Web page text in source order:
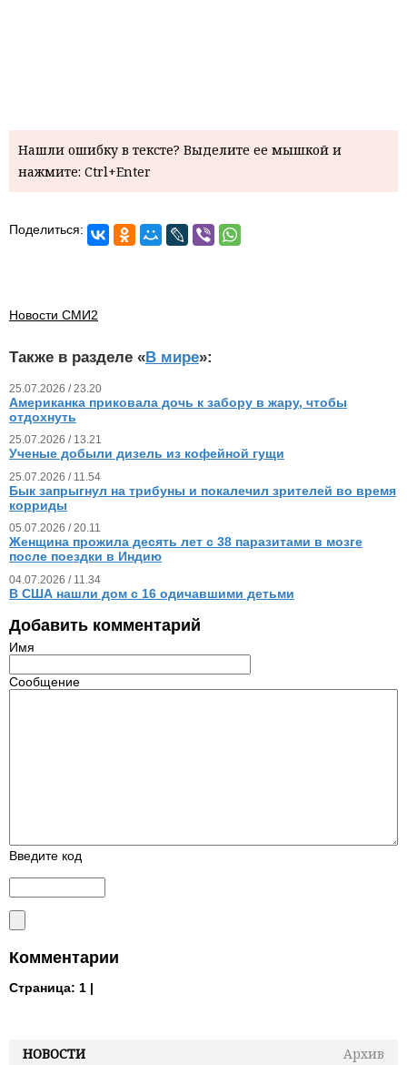
НОВОСТИ
Архив
Нашли ошибку в тексте? Выделите ее мышкой и
нажмите: Ctrl+Enter
Поделиться:
Новости СМИ2
Также в разделе «В мире»:
25.07.2026 / 23.20
Американка приковала дочь к забору в жару, чтобы
отдохнуть
25.07.2026 / 13.21
Ученые добыли дизель из кофейной гущи
25.07.2026 / 11.54
Бык запрыгнул на трибуны и покалечил зрителей во время
корриды
05.07.2026 / 20.11
Женщина прожила десять лет с 38 паразитами в мозге
после поездки в Индию
04.07.2026 / 11.34
В США нашли дом с 16 одичавшими детьми
Добавить комментарий
Имя
Сообщение
Введите код
Комментарии
Страница: 1 |